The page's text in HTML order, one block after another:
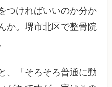
つければいいのか分か
か。堺市北区で整骨院
、「そろそろ普通に動